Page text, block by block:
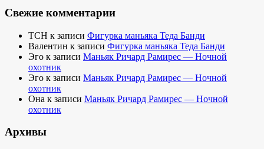
Свежие комментарии
TCH к записи Фигурка маньяка Теда Банди
Валентин к записи Фигурка маньяка Теда Банди
Эго к записи Маньяк Ричард Рамирес — Ночной
охотник
Эго к записи Маньяк Ричард Рамирес — Ночной
охотник
Она к записи Маньяк Ричард Рамирес — Ночной
охотник
Архивы